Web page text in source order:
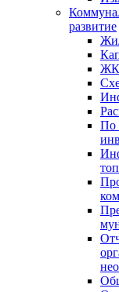
развитие
По